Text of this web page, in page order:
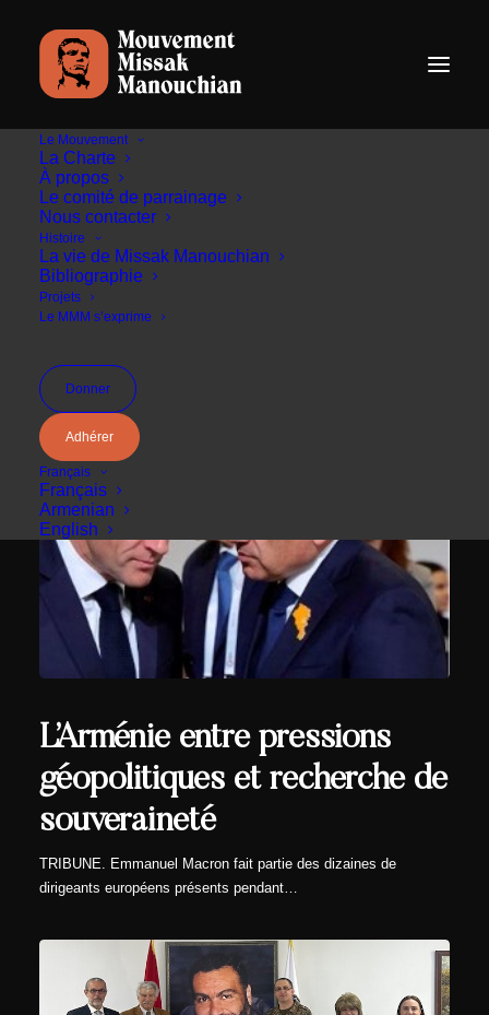
Le Mouvement
La Charte
À propos
Le comité de parrainage
Nous contacter
Histoire
La vie de Missak Manouchian
Bibliographie
Projets
Le MMM s’exprime
Donner
Adhérer
Français
Français
Armenian
English
Le Mouvement Missak
Manouchian s'exprime
L’Arménie entre pressions
géopolitiques et recherche de
souveraineté
TRIBUNE. Emmanuel Macron fait partie des dizaines de
dirigeants européens présents pendant…